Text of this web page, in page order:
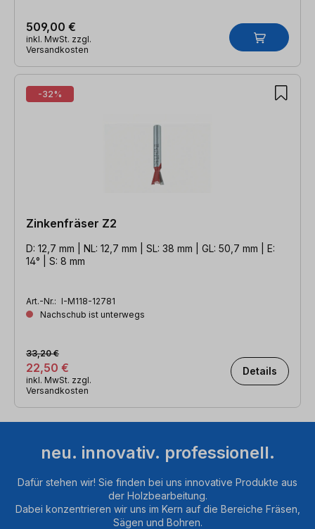
509,00 €
inkl. MwSt. zzgl.
Versandkosten
-32%
Zinkenfräser Z2
D: 12,7 mm | NL: 12,7 mm | SL: 38 mm | GL: 50,7 mm | E:
14° | S: 8 mm
Art.-Nr.: I-M118-12781
Nachschub ist unterwegs
22,50 €
33,20 €
inkl. MwSt. zzgl.
Versandkosten
Details
neu. innovativ. professionell.
Dafür stehen wir! Sie finden bei uns innovative Produkte aus
der Holzbearbeitung.
Dabei konzentrieren wir uns im Kern auf die Bereiche Fräsen,
Sägen und Bohren.